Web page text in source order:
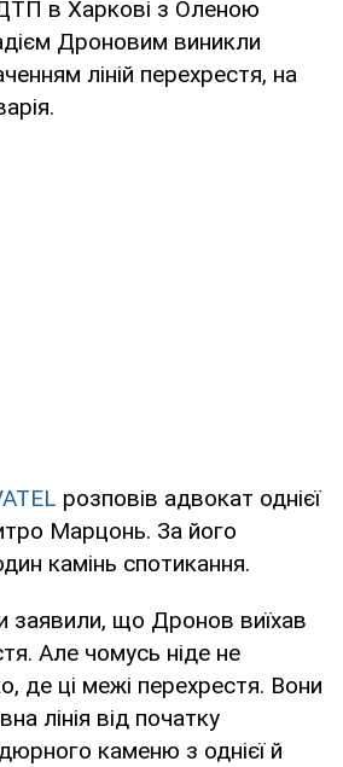
ДТП в Харкові з Оленою
Дроновим виникли
ліній перехрестя, на
розповів адвокат однієї
Марцонь. За його
камінь спотикання.
заявили, що Дронов виїхав
Але чомусь ніде не
де ці межі перехрестя. Вони
лінія від початку
каменю з однієї й